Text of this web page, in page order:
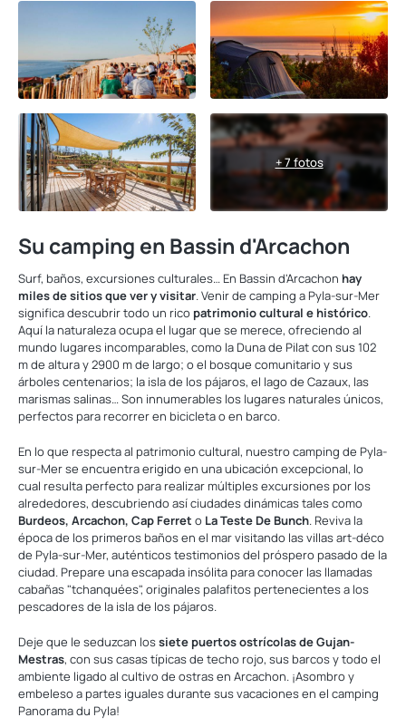
+ 7 fotos
Su camping en Bassin d'Arcachon
Surf, baños, excursiones culturales… En Bassin d'Arcachon hay
miles de sitios que ver y visitar. Venir de camping a Pyla-sur-Mer
significa descubrir todo un rico patrimonio cultural e histórico.
Aquí la naturaleza ocupa el lugar que se merece, ofreciendo al
mundo lugares incomparables, como la Duna de Pilat con sus 102
m de altura y 2900 m de largo; o el bosque comunitario y sus
árboles centenarios; la isla de los pájaros, el lago de Cazaux, las
marismas salinas… Son innumerables los lugares naturales únicos,
perfectos para recorrer en bicicleta o en barco.
En lo que respecta al patrimonio cultural, nuestro camping de Pyla-
sur-Mer se encuentra erigido en una ubicación excepcional, lo
cual resulta perfecto para realizar múltiples excursiones por los
alrededores, descubriendo así ciudades dinámicas tales como
Burdeos, Arcachon, Cap Ferret o La Teste De Bunch. Reviva la
época de los primeros baños en el mar visitando las villas art-déco
de Pyla-sur-Mer, auténticos testimonios del próspero pasado de la
ciudad. Prepare una escapada insólita para conocer las llamadas
cabañas "tchanquées", originales palafitos pertenecientes a los
pescadores de la isla de los pájaros.
Deje que le seduzcan lossiete puertos ostrícolas de Gujan-
Mestras, con sus casas típicas de techo rojo, sus barcos y todo el
ambiente ligado al cultivo de ostras en Arcachon. ¡Asombro y
embeleso a partes iguales durante sus vacaciones en el camping
Panorama du Pyla!